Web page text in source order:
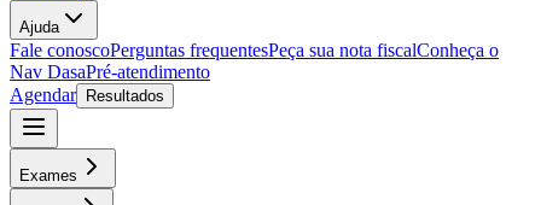
Ajuda
Fale conoscoPerguntas frequentesPeça sua nota fiscalConheça o
Nav DasaPré-atendimento
Agendar
Resultados
Exames